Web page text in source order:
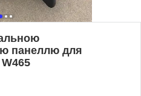
панеллю для